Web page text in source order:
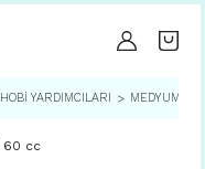
HOBİ YARDIMCILARI MEDYUMLAR